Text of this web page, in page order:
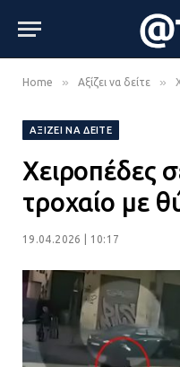
Home » Αξίζει να δείτε »
ΑΞΊΖΕΙ ΝΑ ΔΕΊΤΕ
Χειροπέδες
τροχαίο με
19.04.2026 | 10:17